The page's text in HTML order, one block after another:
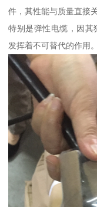
件，其性能与质量直接
特别是弹性电缆，因其
发挥着不可替代的作用。